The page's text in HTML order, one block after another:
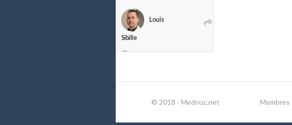
Louis
Sibille
8 juin
© 2018 - Mednuc.net Membres